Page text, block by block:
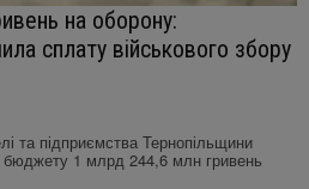
на оборону:
сплату військового збору
та підприємства Тернопільщини
1 млрд 244,6 млн гривень